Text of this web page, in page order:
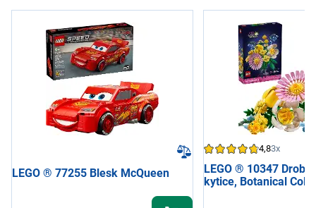
LEGO ® 77255 Blesk McQueen
4,83x
LEGO ® 10347
kytice, Botanical